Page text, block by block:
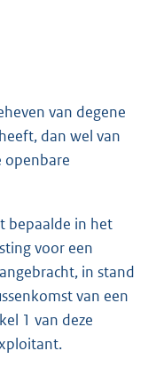
van degene
dan wel van
openbare
bepaalde in het
voor een
in stand
van een
1 van deze